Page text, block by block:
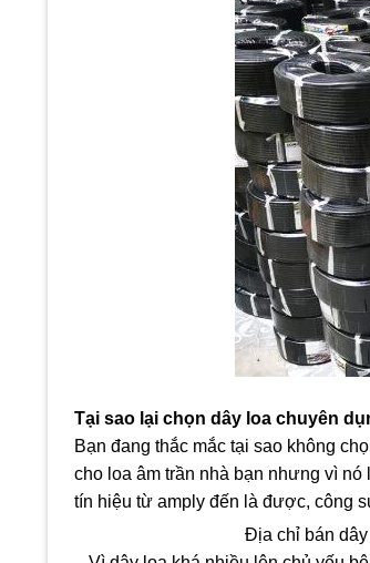
Tại sao lại chọn dây loa chuyên
Bạn đang thắc mắc tại sao không
cho loa âm trần nhà bạn nhưng vì nó
tín hiệu từ amply đến là được, công
Địa chỉ bán